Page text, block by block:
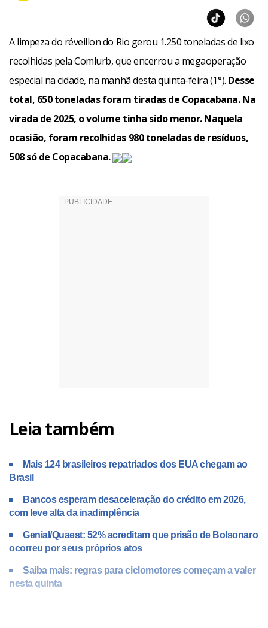
A limpeza do réveillon do Rio gerou 1.250 toneladas de lixo
recolhidas pela Comlurb, que encerrou a megaoperação
especial na cidade, na manhã desta quinta-feira (1°). Desse
total, 650 toneladas foram tiradas de Copacabana. Na
virada de 2025, o volume tinha sido menor. Naquela
ocasião, foram recolhidas 980 toneladas de resíduos,
508 só de Copacabana.
Leia também
Mais 124 brasileiros repatriados dos EUA chegam ao
Brasil
Bancos esperam desaceleração do crédito em 2026,
com leve alta da inadimplência
Genial/Quaest: 52% acreditam que prisão de Bolsonaro
ocorreu por seus próprios atos
Saiba mais: regras para ciclomotores começam a valer
nesta quinta